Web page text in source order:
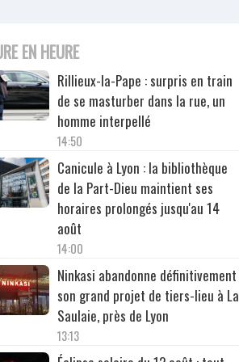
EN HEURE
Rillieux-la-Pape : surpris en train
de se masturber dans la rue, un
homme interpellé
14:50
Canicule à Lyon : la bibliothèque
de la Part-Dieu maintient ses
horaires prolongés jusqu'au 14
août
14:00
Ninkasi abandonne définitivement
son grand projet de tiers-lieu à La
Saulaie, près de Lyon
13:13